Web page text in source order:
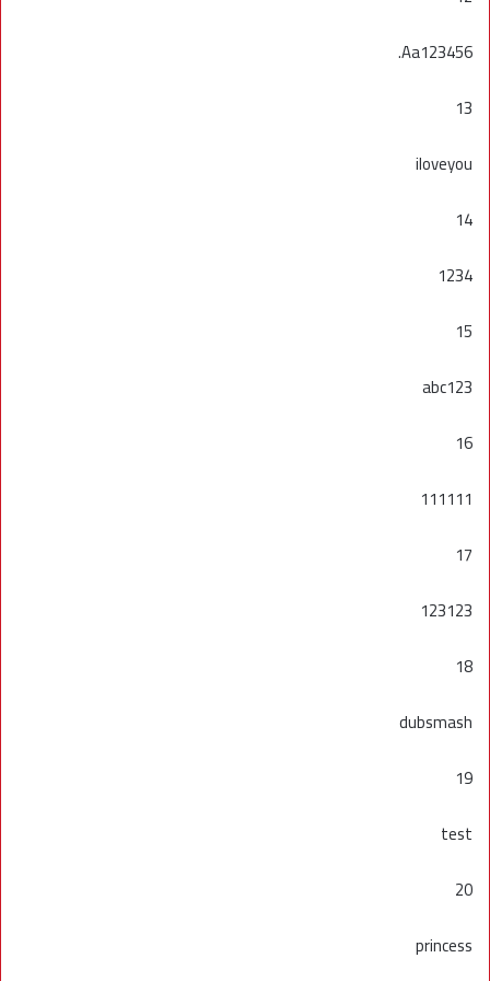
Aa123456.
13
iloveyou
14
1234
15
abc123
16
111111
17
123123
18
dubsmash
19
test
20
princess